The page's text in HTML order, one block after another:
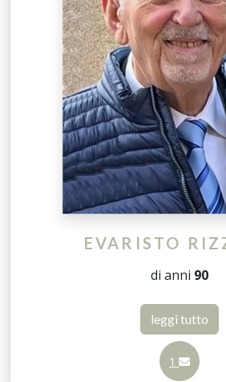
EVARISTO
di anni 90
leggi tutto
1